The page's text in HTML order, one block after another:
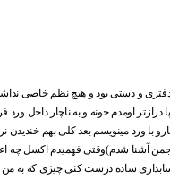
ها دفتری و دستی بود و هیچ نظم خاصی
اومدم خونه و به ناچار داخل
با ورد مینویسم بعد کلی بهم خندیدن
آشنا شدم)وقتی فهمیدم اکسل چه
ساده درست کنی.چیزی که به من